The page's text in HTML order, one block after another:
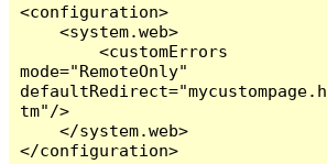
<configuration>
    <system.web>
        <customErrors
mode="RemoteOnly"
defaultRedirect="mycustompage.h
tm"/>
    </system.web>
</configuration>